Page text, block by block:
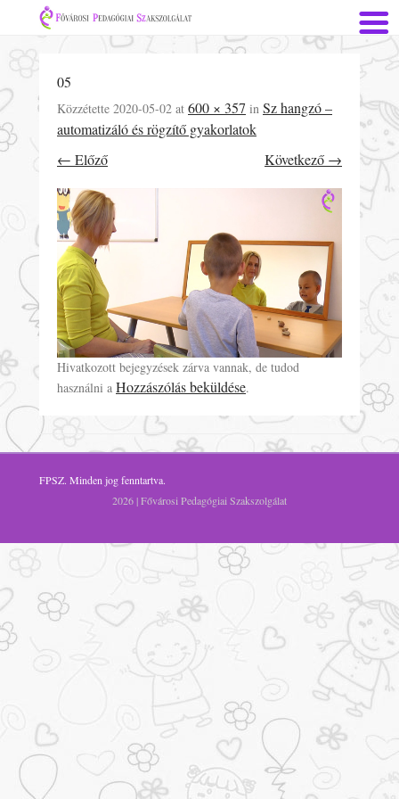
05
Közzétette 2020-05-02 at 600 × 357 in Sz hangzó –
automatizáló és rögzítő gyakorlatok
← Előző
Következő →
Hivatkozott bejegyzések zárva vannak, de tudod
használni a Hozzászólás beküldése.
FPSZ. Minden jog fenntartva.
2026 | Fővárosi Pedagógiai Szakszolgálat